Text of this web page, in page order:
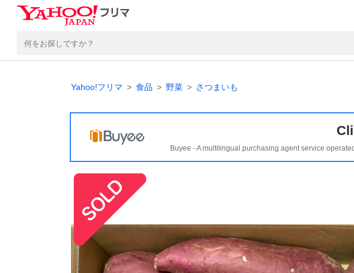
Yahoo!フリマ 食品 野菜 さつまいも
Buyee - A multilingual purchasing agent service